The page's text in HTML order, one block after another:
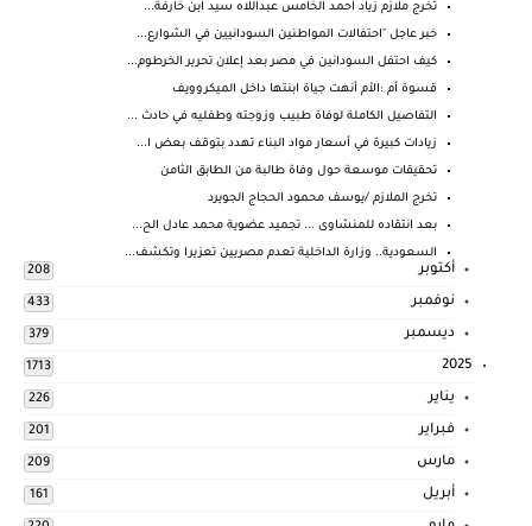
تخرج ملازم زياد احمد الخامس عبداللاه سيد ابن خارفة...
خبر عاجل "احتفالات المواطنين السودانيين في الشوارع...
كيف احتفل السودانين في مصر بعد إعلان تحرير الخرطوم...
قسوة أم :الأم أنهت جياة ابنتها داخل الميكروويف
التفاصيل الكاملة لوفاة طبيب وزوجته وطفليه في حادث ...
زيادات كبيرة في أسعار مواد البناء تهدد بتوقف بعض ا...
تحقيقات موسعة حول وفاة طالبة من الطابق الثامن
تخرج الملازم /يوسف محمود الحجاج الجويرد
بعد انتقاده للمنشاوى ... تجميد عضوية محمد عادل الح...
السعودية.. وزارة الداخلية تعدم مصريين تعزيرا وتكشف...
أكتوبر 208
نوفمبر 433
ديسمبر 379
2025
1713
يناير 226
فبراير 201
مارس 209
أبريل 161